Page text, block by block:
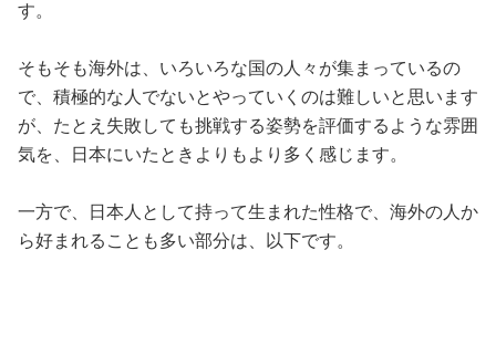
す。
そもそも海外は、いろいろな国の人々が集まっているの
で、積極的な人でないとやっていくのは難しいと思います
が、たとえ失敗しても挑戦する姿勢を評価するような雰囲
気を、日本にいたときよりもより多く感じます。
一方で、日本人として持って生まれた性格で、海外の人か
ら好まれることも多い部分は、以下です。